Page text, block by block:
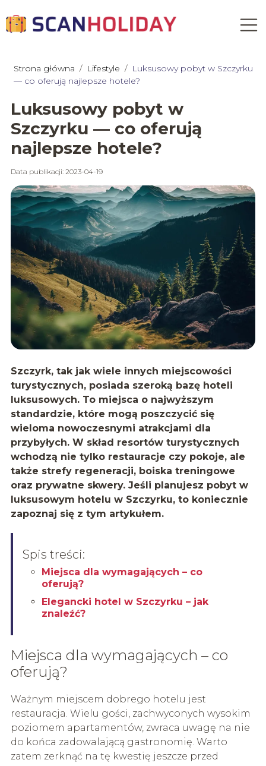
Strona główna / Lifestyle / Luksusowy pobyt w Szczyrku
— co oferują najlepsze hotele?
Luksusowy pobyt w
Szczyrku — co oferują
najlepsze hotele?
Data publikacji: 2023-04-19
Szczyrk, tak jak wiele innych miejscowości
turystycznych, posiada szeroką bazę hoteli
luksusowych. To miejsca o najwyższym
standardzie, które mogą poszczycić się
wieloma nowoczesnymi atrakcjami dla
przybyłych. W skład resortów turystycznych
wchodzą nie tylko restauracje czy pokoje, ale
także strefy regeneracji, boiska treningowe
oraz prywatne skwery. Jeśli planujesz pobyt w
luksusowym hotelu w Szczyrku, to koniecznie
zapoznaj się z tym artykułem.
Spis treści:
Miejsca dla wymagających – co
oferują?
Elegancki hotel w Szczyrku – jak
znaleźć?
Miejsca dla wymagających – co
oferują?
Ważnym miejscem dobrego hotelu jest
restauracja. Wielu gości, zachwyconych wysokim
poziomem apartamentów, zwraca uwagę na nie
do końca zadowalającą gastronomię. Warto
zatem zerknąć na tę kwestię jeszcze przed